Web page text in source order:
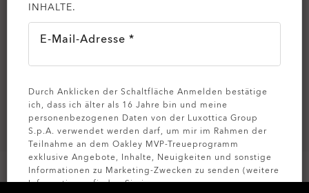
INHALTE.
E-Mail-Adresse *
Durch Anklicken der Schaltfläche Anmelden bestätige
ich, dass ich älter als 16 Jahre bin und meine
personenbezogenen Daten von der Luxottica Group
S.p.A. verwendet werden darf, um mir im Rahmen der
Teilnahme an dem Oakley MVP-Treueprogramm
exklusive Angebote, Inhalte, Neuigkeiten und sonstige
Informationen zu Marketing-Zwecken zu senden (weitere
Informationen finden Sie in unserer